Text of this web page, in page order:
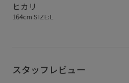
ヒカリ
164cm SIZE:L
スタッフレビュー